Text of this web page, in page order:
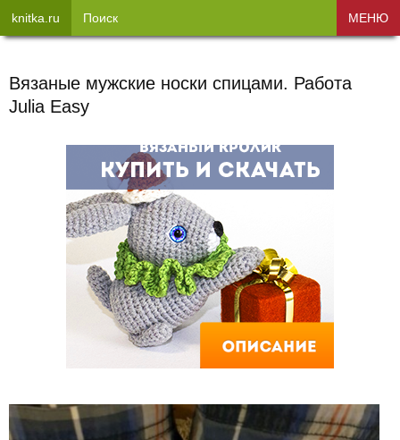
Вязаные мужские носки спицами. Работа
Julia Easy
knitka.ru Поиск МЕНЮ